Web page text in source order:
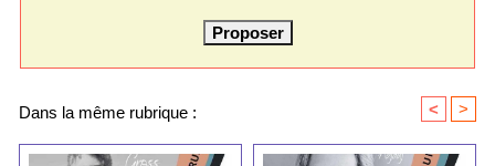
Dans la même rubrique : < >